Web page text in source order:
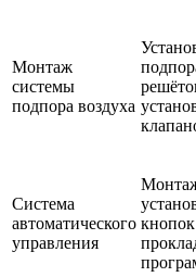
Монтаж
системы
подпора воздуха
Система
автоматического
управления